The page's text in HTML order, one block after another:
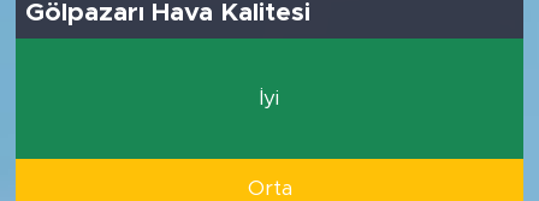
Gölpazarı Hava Kalitesi
İyi
Orta